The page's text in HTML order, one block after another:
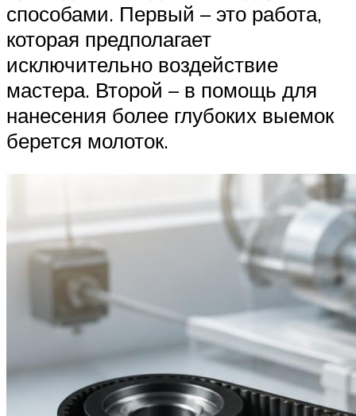
способами. Первый – это работа,
которая предполагает
исключительно воздействие
мастера. Второй – в помощь для
нанесения более глубоких выемок
берется молоток.